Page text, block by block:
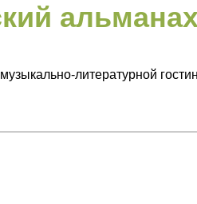
литературной